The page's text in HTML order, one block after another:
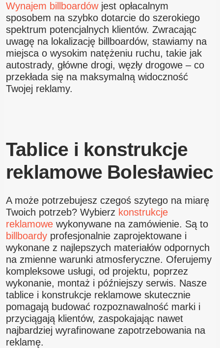
Wynajem billboardówjest opłacalnym
sposobem na szybko dotarcie do szerokiego
spektrum potencjalnych klientów. Zwracając
uwagę na lokalizację billboardów, stawiamy na
miejsca o wysokim natężeniu ruchu, takie jak
autostrady, główne drogi, węzły drogowe – co
przekłada się na maksymalną widoczność
Twojej reklamy.
Tablice i konstrukcje
reklamowe Bolesławiec
A może potrzebujesz czegoś szytego na miarę
Twoich potrzeb? Wybierz konstrukcje
reklamowe wykonywane na zamówienie. Są to
billboardy profesjonalnie zaprojektowane i
wykonane z najlepszych materiałów odpornych
na zmienne warunki atmosferyczne. Oferujemy
kompleksowe usługi, od projektu, poprzez
wykonanie, montaż i późniejszy serwis. Nasze
tablice i konstrukcje reklamowe skutecznie
pomagają budować rozpoznawalność marki i
przyciągają klientów, zaspokajając nawet
najbardziej wyrafinowane zapotrzebowania na
reklamę.